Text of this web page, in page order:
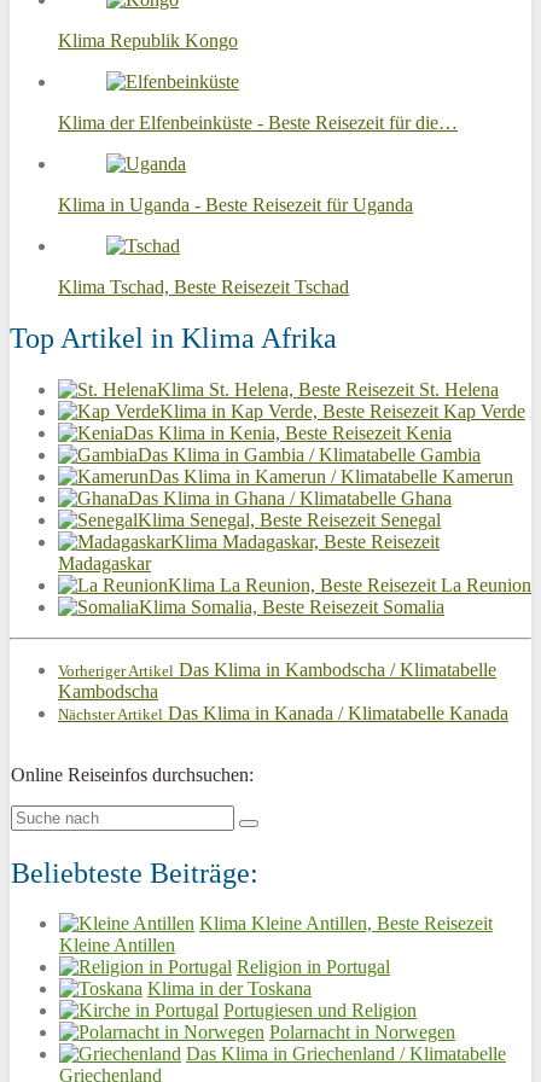
Klima Republik Kongo
Klima der Elfenbeinküste - Beste Reisezeit für die…
Klima in Uganda - Beste Reisezeit für Uganda
Klima Tschad, Beste Reisezeit Tschad
Top Artikel in Klima Afrika
Klima St. Helena, Beste Reisezeit St. Helena
Klima in Kap Verde, Beste Reisezeit Kap Verde
Das Klima in Kenia, Beste Reisezeit Kenia
Das Klima in Gambia / Klimatabelle Gambia
Das Klima in Kamerun / Klimatabelle Kamerun
Das Klima in Ghana / Klimatabelle Ghana
Klima Senegal, Beste Reisezeit Senegal
Klima Madagaskar, Beste Reisezeit
Madagaskar
Klima La Reunion, Beste Reisezeit La Reunion
Klima Somalia, Beste Reisezeit Somalia
Vorheriger Artikel Das Klima in Kambodscha / Klimatabelle
Kambodscha
Nächster Artikel Das Klima in Kanada / Klimatabelle Kanada
Online Reiseinfos durchsuchen:
Beliebteste Beiträge:
Klima Kleine Antillen, Beste Reisezeit
Kleine Antillen
Religion in Portugal
Klima in der Toskana
Portugiesen und Religion
Polarnacht in Norwegen
Das Klima in Griechenland / Klimatabelle
Griechenland